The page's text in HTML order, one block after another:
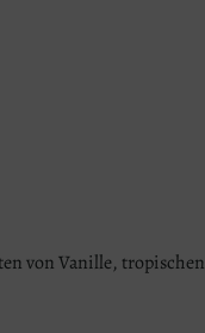
von Vanille, tropischen